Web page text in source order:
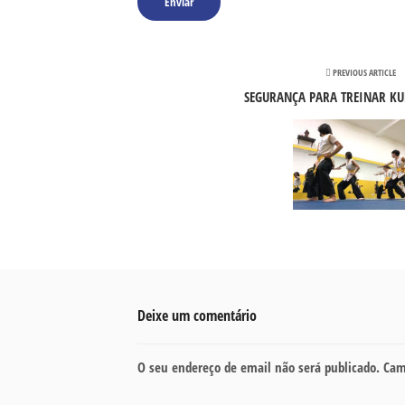
PREVIOUS ARTICLE
SEGURANÇA PARA TREINAR
Deixe um comentário
O seu endereço de email não será publicado.